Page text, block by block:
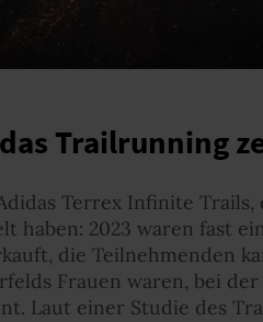
Trailrunning
Terrex Infinite
haben: 2023 waren fast
die Teilnehmenden
Frauen waren, bei
Laut einer Studie des